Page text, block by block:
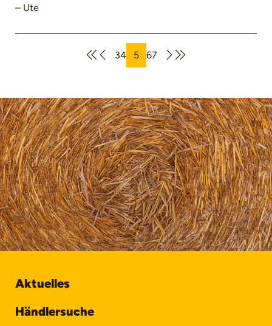
– Ute
Seite
3 Seite
4 Seite
5 Seite
6Seite
7
Aktuelles
Händlersuche